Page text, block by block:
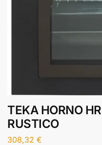
TEKA HORNO
RUSTICO
308,32 €